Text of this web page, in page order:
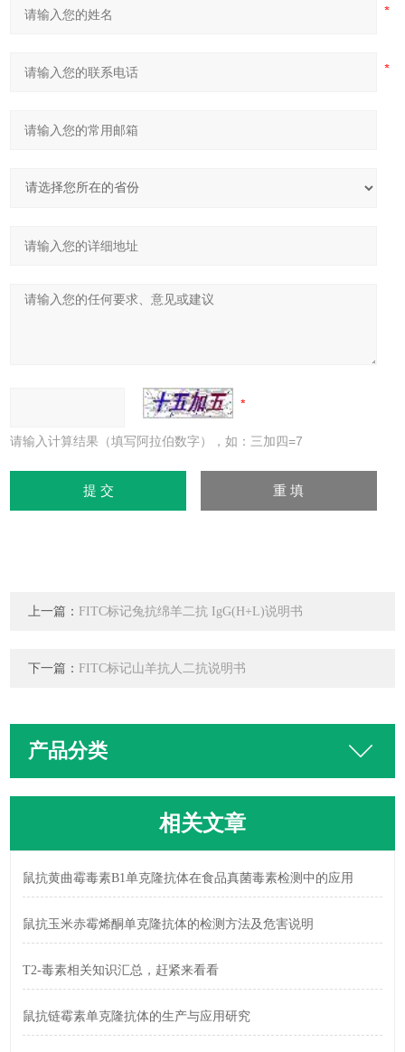
请输入计算结果（填写阿拉伯数字），如：三加四=7
上一篇： FITC标记兔抗绵羊二抗 IgG(H+L)说明书
下一篇： FITC标记山羊抗人二抗说明书
产品分类
相关文章
鼠抗黄曲霉毒素B1单克隆抗体在食品真菌毒素检测中的应用
鼠抗玉米赤霉烯酮单克隆抗体的检测方法及危害说明
T2-毒素相关知识汇总，赶紧来看看
鼠抗链霉素单克隆抗体的生产与应用研究